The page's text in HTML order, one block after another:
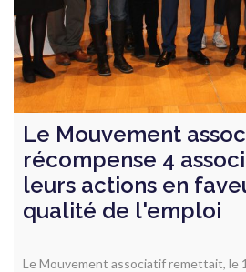
Le Mouvement
récompense 4
leurs actions en
qualité de l'emploi
Le Mouvement associatif remettait, le